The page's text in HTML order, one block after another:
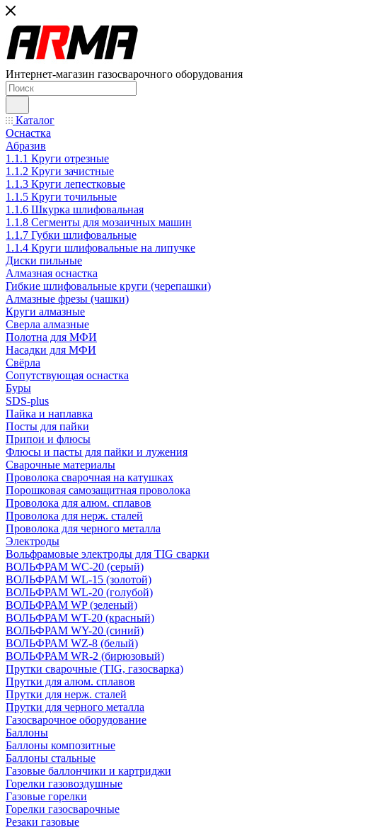
Интернет-магазин газосварочного оборудования
Каталог
Оснастка
Абразив
1.1.1 Круги отрезные
1.1.2 Круги зачистные
1.1.3 Круги лепестковые
1.1.5 Круги точильные
1.1.6 Шкурка шлифовальная
1.1.8 Сегменты для мозаичных машин
1.1.7 Губки шлифовальные
1.1.4 Круги шлифовальные на липучке
Диски пильные
Алмазная оснастка
Гибкие шлифовальные круги (черепашки)
Алмазные фрезы (чашки)
Круги алмазные
Сверла алмазные
Полотна для МФИ
Насадки для МФИ
Свёрла
Сопутствующая оснастка
Буры
SDS-plus
Пайка и наплавка
Посты для пайки
Припои и флюсы
Флюсы и пасты для пайки и лужения
Сварочные материалы
Проволока сварочная на катушках
Порошковая самозащитная проволока
Проволока для алюм. сплавов
Проволока для нерж. сталей
Проволока для черного металла
Электроды
Вольфрамовые электроды для TIG сварки
ВОЛЬФРАМ WC-20 (серый)
ВОЛЬФРАМ WL-15 (золотой)
ВОЛЬФРАМ WL-20 (голубой)
ВОЛЬФРАМ WP (зеленый)
ВОЛЬФРАМ WT-20 (красный)
ВОЛЬФРАМ WY-20 (синий)
ВОЛЬФРАМ WZ-8 (белый)
ВОЛЬФРАМ WR-2 (бирюзовый)
Прутки сварочные (TIG, газосварка)
Прутки для алюм. сплавов
Прутки для нерж. сталей
Прутки для черного металла
Газосварочное оборудование
Баллоны
Баллоны композитные
Баллоны стальные
Газовые баллончики и картриджи
Горелки газовоздушные
Газовые горелки
Горелки газосварочные
Резаки газовые